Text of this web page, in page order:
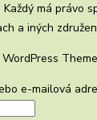
má právo
a iných
e-mailová